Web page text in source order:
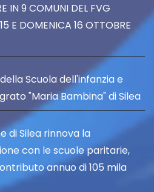
IN 9 COMUNI DEL FVG
E DOMENICA 16 OTTOBRE
Scuola dell'infanzia e
"Maria Bambina" di Silea
di Silea rinnova la
con le scuole paritarie,
annuo di 105 mila